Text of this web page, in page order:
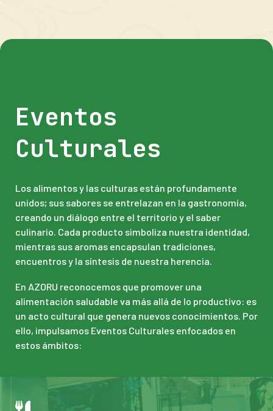
Eventos
Culturales
Los alimentos y las culturas están profundamente
unidos; sus sabores se entrelazan en la gastronomía,
creando un diálogo entre el territorio y el saber
culinario. Cada producto simboliza nuestra identidad,
mientras sus aromas encapsulan tradiciones,
encuentros y la síntesis de nuestra herencia.
En AZORU reconocemos que promover una
alimentación saludable va más allá de lo productivo: es
un acto cultural que genera nuevos conocimientos. Por
ello, impulsamos Eventos Culturales enfocados en
estos ámbitos: